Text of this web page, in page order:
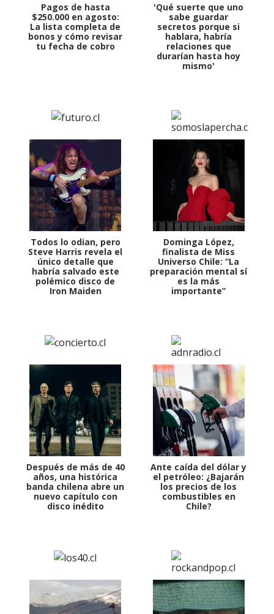
Pagos de hasta
$250.000 en agosto:
La lista completa de
bonos y cómo revisar
tu fecha de cobro
'Qué suerte que uno
sabe guardar
secretos porque si
hablara, habría
relaciones que
durarían hasta hoy
mismo'
Todos lo odian, pero
Steve Harris revela el
único detalle que
habría salvado este
polémico disco de
Iron Maiden
Dominga López,
finalista de Miss
Universo Chile: “La
preparación mental sí
es la más
importante”
Después de más de 40
años, una histórica
banda chilena abre un
nuevo capítulo con
disco inédito
Ante caída del dólar y
el petróleo: ¿Bajarán
los precios de los
combustibles en
Chile?